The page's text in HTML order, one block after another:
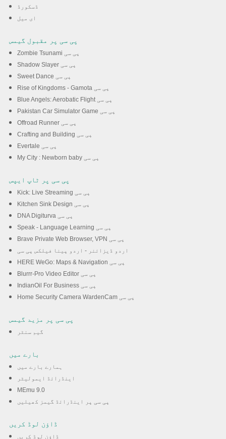
ڈسکورڈ
ای میل
پی سی پر مقبول گیمس
Zombie Tsunami پی سی
Shadow Slayer پی سی
Sweet Dance پی سی
Rise of Kingdoms - Gamota پی سی
Blue Angels: Aerobatic Flight پی سی
Pakistan Car Simulator Game پی سی
Offroad Runner پی سی
Crafting and Building پی سی
Evertale پی سی
My City : Newborn baby پی سی
پی سی پر ٹاپ ایپس
Kick: Live Streaming پی سی
Kitchen Sink Design پی سی
DNA Digiturva پی سی
Speak - Language Learning پی سی
Brave Private Web Browser, VPN پی سی
اردو ڈیزائنر - اردو پینا فیلکس پی سی
HERE WeGo: Maps & Navigation پی سی
Blurrr-Pro Video Editor پی سی
IndianOil For Business پی سی
Home Security Camera WardenCam پی سی
پی سی پر مزید گیمس
گیم سنٹر
بارے میں
ہمارے بارے میں
اینڈرائڈ ایمولیٹر
MEmu 9.0
پی سی پر اینڈرائڈ گیمز کھیلیں
ڈاؤن لوڈ کریں
ڈاؤن لوڈ کریں